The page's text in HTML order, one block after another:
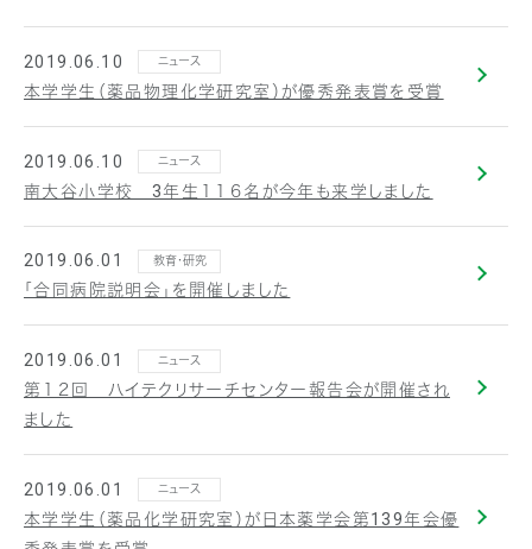
2019.06.10 ニュース
本学学生（薬品物理化学研究室）が優秀発表賞を受賞
2019.06.10 ニュース
南大谷小学校 3年生１１６名が今年も来学しました
2019.06.01 教育・研究
「合同病院説明会」を開催しました
2019.06.01 ニュース
第１２回 ハイテクリサーチセンター報告会が開催され
ました
2019.06.01 ニュース
本学学生（薬品化学研究室）が日本薬学会第139年会優